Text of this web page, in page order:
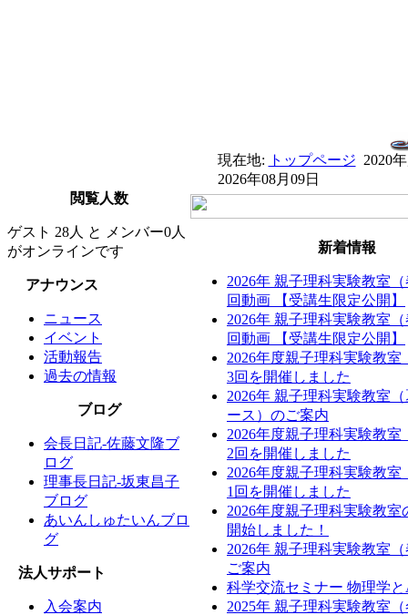
現在地: トップページ 2020
2026年08月09日
閲覧人数
ゲスト 28人 と メンバー0人
がオンラインです
アナウンス
ニュース
イベント
活動報告
過去の情報
ブログ
会長日記-佐藤文隆ブ
ログ
理事長日記-坂東昌子
ブログ
あいんしゅたいんブロ
グ
法人サポート
入会案内
新着情報
2026年 親子理科実験教室
回動画 【受講生限定公開】
2026年 親子理科実験教室
回動画 【受講生限定公開】
2026年度親子理科実験教室
3回を開催しました
2026年 親子理科実験教室
ース）のご案内
2026年度親子理科実験教室
2回を開催しました
2026年度親子理科実験教室
1回を開催しました
2026年度親子理科実験教室
開始しました！
2026年 親子理科実験教室
ご案内
科学交流セミナー 物理学
2025年 親子理科実験教室